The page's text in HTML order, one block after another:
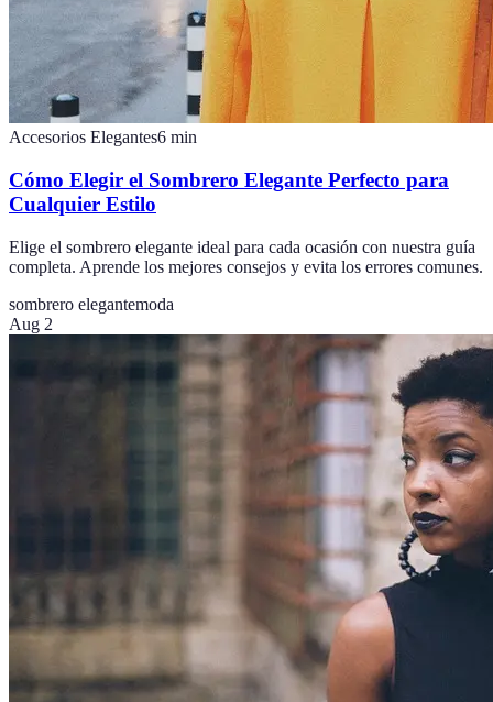
Accesorios Elegantes6 min
Cómo Elegir el Sombrero Elegante Perfecto para
Cualquier Estilo
Elige el sombrero elegante ideal para cada ocasión con nuestra guía
completa. Aprende los mejores consejos y evita los errores comunes.
sombrero elegantemoda
Aug 2